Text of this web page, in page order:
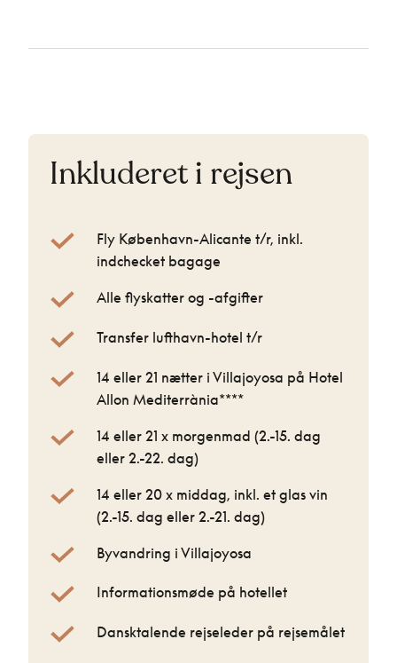
Inkluderet i rejsen
Fly København-Alicante t/r, inkl.
indchecket bagage
Alle flyskatter og -afgifter
Transfer lufthavn-hotel t/r
14 eller 21 nætter i Villajoyosa på Hotel
Allon Mediterrània****
14 eller 21 x morgenmad (2.-15. dag
eller 2.-22. dag)
14 eller 20 x middag, inkl. et glas vin
(2.-15. dag eller 2.-21. dag)
Byvandring i Villajoyosa
Informationsmøde på hotellet
Dansktalende rejseleder på rejsemålet